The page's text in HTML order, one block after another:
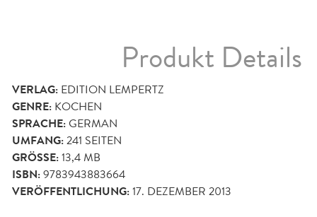
Produkt Details
VERLAG: EDITION LEMPERTZ
GENRE: KOCHEN
SPRACHE:GERMAN
UMFANG:241 SEITEN
GRÖSSE: 13,4 MB
ISBN:9783943883664
VERÖFFENTLICHUNG:17. DEZEMBER 2013